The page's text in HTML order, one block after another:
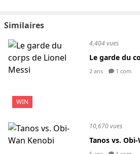
Similaires
WIN
4,404 vues
Le garde du
2 ans 1 com
10,670 vues
Tanos vs.